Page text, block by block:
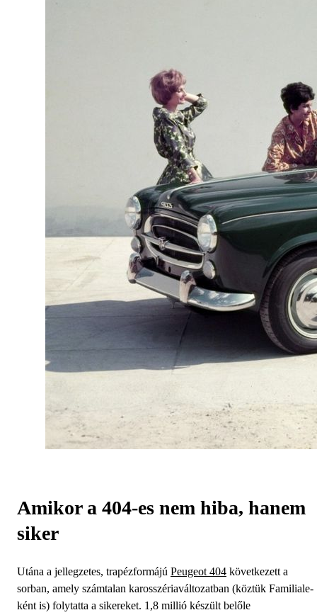
Amikor a 404-es nem hiba, hanem
siker
Utána a jellegzetes, trapézformájú Peugeot 404 következett a
sorban, amely számtalan karosszériaváltozatban (köztük Familiale-
ként is) folytatta a sikereket. 1,8 millió készült belőle